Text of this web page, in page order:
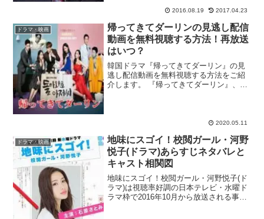
2016.08.19 2017.04.23
ドラマ・映画
帰ってきてダーリンの見逃し配信
動画を無料視聴する方法！再放送
はいつ？
韓国ドラマ『帰ってきてダーリン』の見
逃し配信動画を無料視聴する方法をご紹
介します。 『帰ってきてダーリン』、第
2020.05.11
ドラマ・映画
地味にスゴイ！校閲ガール・河野
悦子(ドラマ)あらすじネタバレと
キャスト相関図
地味にスゴイ！校閲ガール・河野悦子(ド
ラマ)は視聴率好調の日本テレビ・水曜ド
ラマ枠で2016年10月から放送される事が